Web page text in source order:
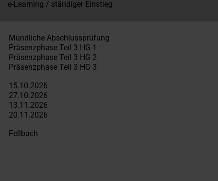
e-Learning / ständiger Einstieg